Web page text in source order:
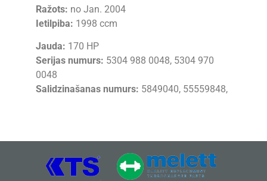
Ražots: no Jan. 2004
Ietilpiba: 1998 ccm
Jauda: 170 HP
Serijas numurs: 5304 988 0048, 5304 970
0048
Salidzinašanas numurs: 5849040, 55559848,